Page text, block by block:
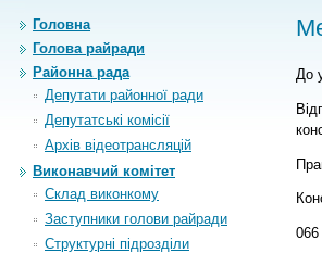
Головна
Голова райради
Районна рада
Депутати районної ради
Депутатські комісії
Архiв вiдеотрансляцiй
Виконавчий комітет
Склад виконкому
Заступники голови райради
Структурні підрозділи
До
066